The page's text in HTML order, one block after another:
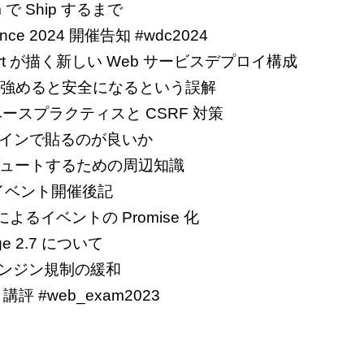
Ship するまで
2024 開催告知 #wdc2024
が描く新しい Web サービスデプロイ構成
めると安全になるという誤解
スプラクティスと CSRF 対策
ンで貼るのが良いか
ートするための周辺知識
ント開催後記
よるイベントの Promise 化
2.7 について
ジン規制の緩和
評 #web_exam2023